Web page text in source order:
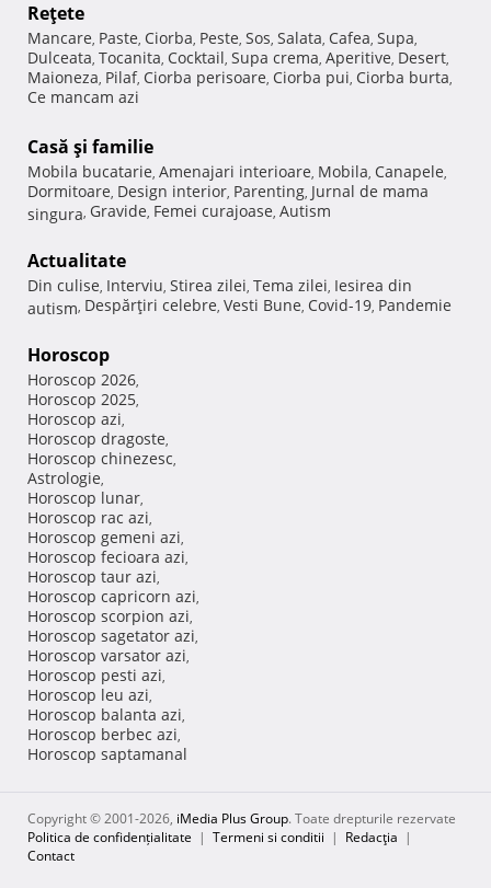
Reţete
Mancare, Paste, Ciorba, Peste, Sos, Salata, Cafea, Supa,
Dulceata, Tocanita, Cocktail, Supa crema, Aperitive, Desert,
Maioneza, Pilaf, Ciorba perisoare, Ciorba pui, Ciorba burta,
Ce mancam azi
Casă şi familie
Mobila bucatarie, Amenajari interioare, Mobila, Canapele,
Dormitoare, Design interior, Parenting, Jurnal de mama
singura, Gravide, Femei curajoase, Autism
Actualitate
Din culise, Interviu, Stirea zilei, Tema zilei, Iesirea din
autism, Despărţiri celebre, Vesti Bune, Covid-19, Pandemie
Horoscop
Horoscop 2026,
Horoscop 2025,
Horoscop azi,
Horoscop dragoste,
Horoscop chinezesc,
Astrologie,
Horoscop lunar,
Horoscop rac azi,
Horoscop gemeni azi,
Horoscop fecioara azi,
Horoscop taur azi,
Horoscop capricorn azi,
Horoscop scorpion azi,
Horoscop sagetator azi,
Horoscop varsator azi,
Horoscop pesti azi,
Horoscop leu azi,
Horoscop balanta azi,
Horoscop berbec azi,
Horoscop saptamanal
Copyright © 2001-2026, iMedia Plus Group. Toate drepturile rezervate
Politica de confidențialitate | Termeni si conditii | Redacţia |
Contact